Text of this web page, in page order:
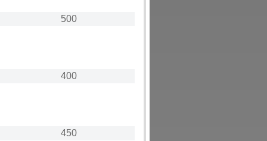
500
400
450